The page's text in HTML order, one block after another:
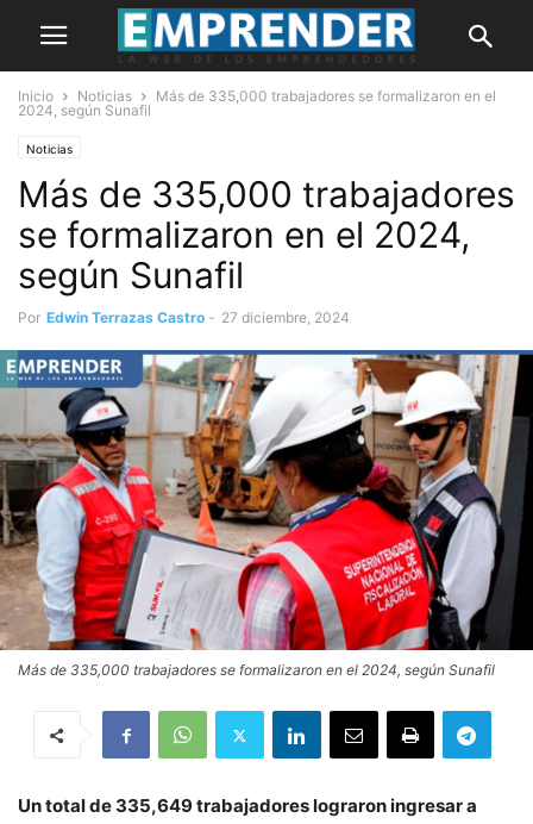
Inicio Noticias
Más de 335,000 trabajadores se formalizaron en el
2024, según Sunafil
Noticias
Más de 335,000 trabajadores
se formalizaron en el 2024,
según Sunafil
Por Edwin Terrazas Castro - 27 diciembre, 2024
Más de 335,000 trabajadores se formalizaron en el 2024, según Sunafil
Un total de 335,649 trabajadores lograron ingresar a